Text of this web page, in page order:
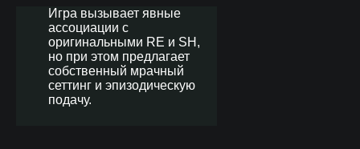
Игра вызывает явные
ассоциации с
оригинальными RE и SH,
но при этом предлагает
собственный мрачный
сеттинг и эпизодическую
подачу.